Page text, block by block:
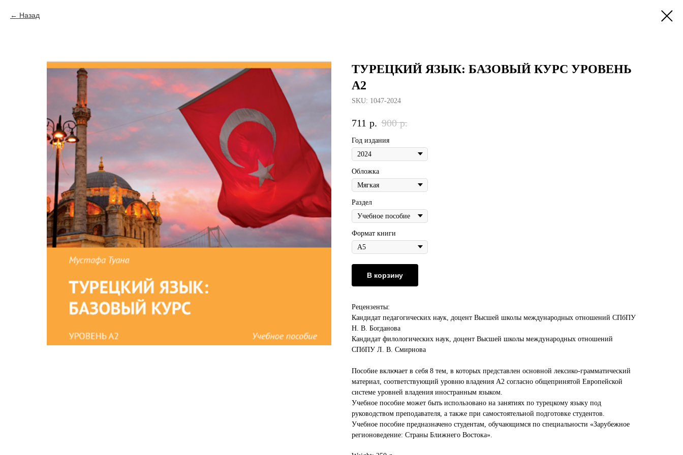
Назад
ТУРЕЦКИЙ ЯЗЫК: БАЗОВЫЙ КУРС УРОВЕНЬ
А2
SKU: 1047-2024
711 р. 900 р.
Год издания
Обложка
Раздел
Формат книги
В корзину
Рецензенты:
Кандидат педагогических наук, доцент Высшей школы международных отношений СПбПУ
Н. В. Богданова
Кандидат филологических наук, доцент Высшей школы международных отношений
СПбПУ Л. В. Смирнова
Пособие включает в себя 8 тем, в которых представлен основной лексико-грамматический
материал, соответствующий уровню владения А2 согласно общепринятой Европейской
системе уровней владения иностранным языком.
Учебное пособие может быть использовано на занятиях по турецкому языку под
руководством преподавателя, а также при самостоятельной подготовке студентов.
Учебное пособие предназначено студентам, обучающимся по специальности «Зарубежное
регионоведение: Страны Ближнего Востока».